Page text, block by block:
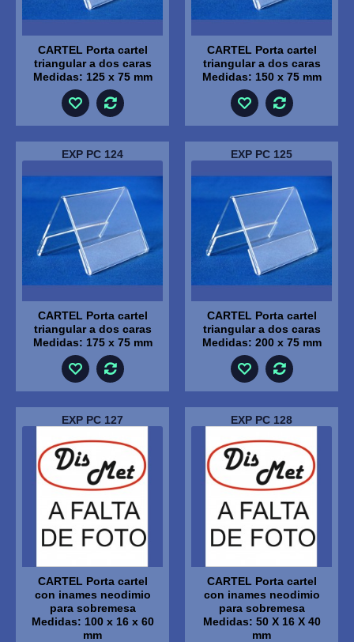
CARTEL Porta cartel
triangular a dos caras
Medidas: 125 x 75 mm
CARTEL Porta cartel
triangular a dos caras
Medidas: 150 x 75 mm
EXP PC 124
CARTEL Porta cartel
triangular a dos caras
Medidas: 175 x 75 mm
EXP PC 125
CARTEL Porta cartel
triangular a dos caras
Medidas: 200 x 75 mm
EXP PC 127
CARTEL Porta cartel
con inames neodimio
para sobremesa
Medidas: 100 x 16 x 60
mm
EXP PC 128
CARTEL Porta cartel
con inames neodimio
para sobremesa
Medidas: 50 X 16 X 40
mm